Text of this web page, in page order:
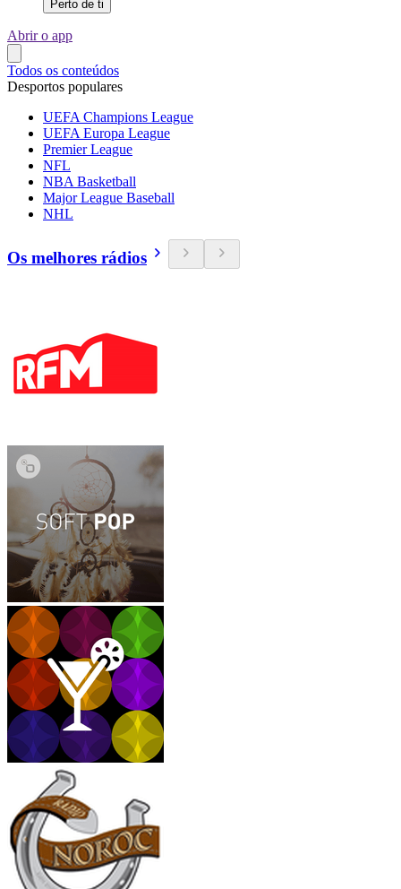
Perto de ti
Abrir o app
Todos os conteúdos
Desportos populares
UEFA Champions League
UEFA Europa League
Premier League
NFL
NBA Basketball
Major League Baseball
NHL
Os melhores rádios